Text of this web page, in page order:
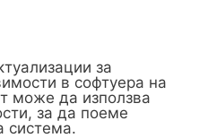
за
в софтуера на
може да използва
за да поеме
система.